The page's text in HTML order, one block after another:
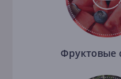
Фруктовые